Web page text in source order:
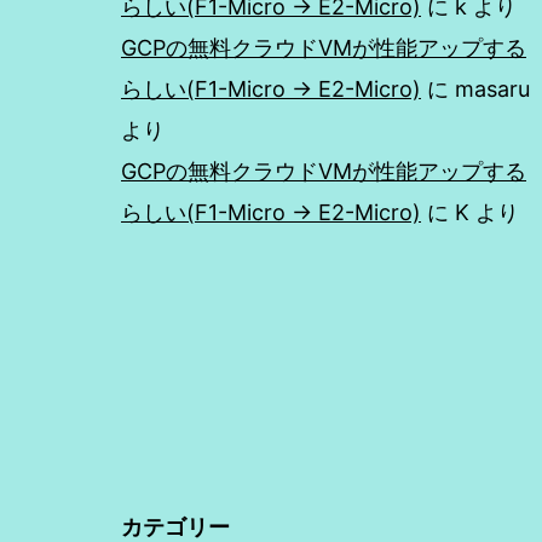
らしい(F1-Micro → E2-Micro) に k より
GCPの無料クラウドVMが性能アップする
らしい(F1-Micro → E2-Micro) に masaru
より
GCPの無料クラウドVMが性能アップする
らしい(F1-Micro → E2-Micro) に K より
カテゴリー